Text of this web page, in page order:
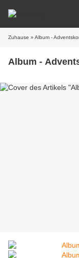
Zuhause » Album -
Album -